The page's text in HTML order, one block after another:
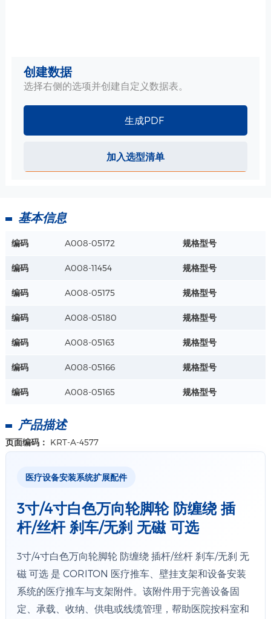
创建数据
选择右侧的选项并创建自定义数据表。
生成PDF
加入选型清单
基本信息
编码 A008-05172 规格型号
编码 A008-11454 规格型号
编码 A008-05175 规格型号
编码 A008-05180 规格型号
编码 A008-05163 规格型号
编码 A008-05166 规格型号
编码 A008-05165 规格型号
产品描述
页面编码： KRT-A-4577
医疗设备安装系统扩展配件
3寸/4寸白色万向轮脚轮 防缠绕 插
杆/丝杆 刹车/无刹 无磁 可选
3寸/4寸白色万向轮脚轮 防缠绕 插杆/丝杆 刹车/无刹 无
磁 可选 是 CORITON 医疗推车、壁挂支架和设备安装
系统的医疗推车与支架附件。该附件用于完善设备固
定、承载、收纳、供电或线缆管理，帮助医院按科室和